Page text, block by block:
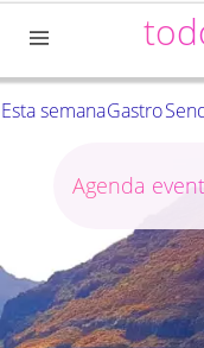
Esta semanaGastro
Agenda